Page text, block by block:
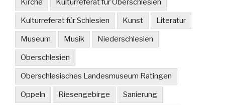
Kirche Kulturreferat für Oberschlesien
Kulturreferat für Schlesien Kunst Literatur
Museum Musik Niederschlesien
Oberschlesien
Oberschlesisches Landesmuseum Ratingen
Oppeln Riesengebirge Sanierung